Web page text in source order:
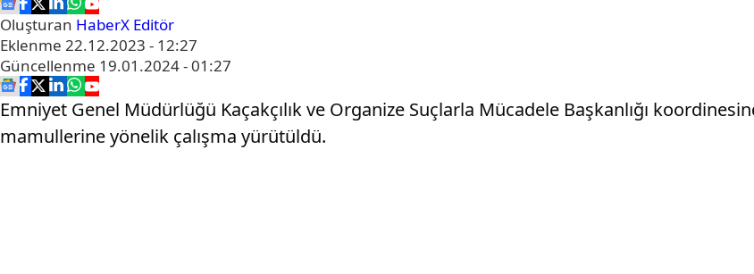
Oluşturan HaberX Editör
Eklenme 22.12.2023 - 12:27
Güncellenme 19.01.2024 - 01:27
Emniyet Genel Müdürlüğü Kaçakçılık ve Organize Suçlarla Mücadele Başkanlığı
mamullerine yönelik çalışma yürütüldü.